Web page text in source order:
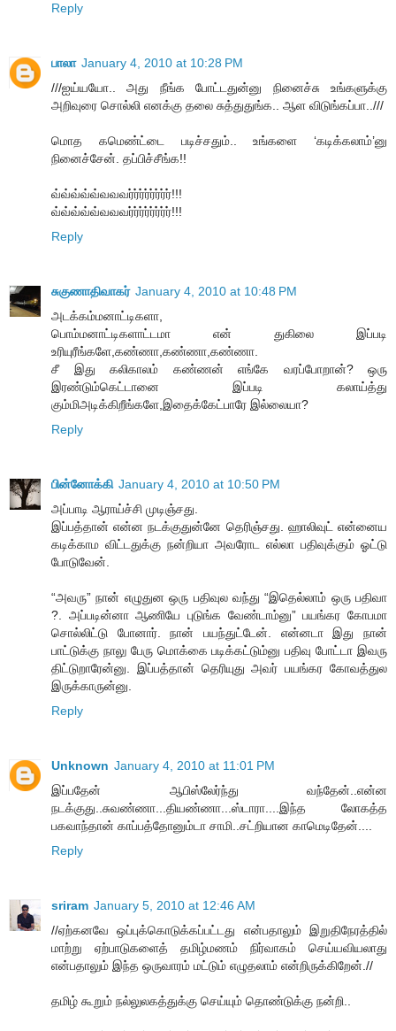
Reply
பாலா January 4, 2010 at 10:28 PM
///ஐய்யயோ.. அது நீங்க போட்டதுன்னு நினைச்சு உங்களுக்கு
அறிவுரை சொல்லி எனக்கு தலை சுத்துதுங்க.. ஆள விடுங்கப்பா..///
மொத கமெண்ட்டை படிச்சதும்.. உங்களை ‘கடிக்கலாம்’னு
நினைச்சேன். தப்பிச்சீங்க!!
வ்வ்வ்வ்வ்வவவர்ர்ர்ர்ர்ர்ர்ர்!!!
வ்வ்வ்வ்வ்வவவர்ர்ர்ர்ர்ர்ர்ர்!!!
Reply
சுகுணாதிவாகர் January 4, 2010 at 10:48 PM
அடக்கம்மனாட்டிகளா,
பொம்மனாட்டிகளாட்டமா என் துகிலை இப்படி
உரியுரீங்களே,கண்ணா,கண்ணா,கண்ணா.
சீ இது கலிகாலம் கண்ணன் எங்கே வரப்போறான்? ஒரு
இரண்டும்கெட்டானை இப்படி கலாய்த்து
கும்மிஅடிக்கிறீங்களே,இதைக்கேட்பாரே இல்லையா?
Reply
பின்னோக்கி January 4, 2010 at 10:50 PM
அப்பாடி ஆராய்ச்சி முடிஞ்சது.
இப்பத்தான் என்ன நடக்குதுன்னே தெரிஞ்சது. ஹாலிவுட் என்னைய
கடிக்காம விட்டதுக்கு நன்றியா அவரோட எல்லா பதிவுக்கும் ஓட்டு
போடுவேன்.
“அவரு” நான் எழுதுன ஒரு பதிவுல வந்து “இதெல்லாம் ஒரு பதிவா
?. அப்படின்னா ஆணியே புடுங்க வேண்டாம்னு” பயங்கர கோபமா
சொல்லிட்டு போனார். நான் பயந்துட்டேன். என்னடா இது நான்
பாட்டுக்கு நாலு பேரு மொக்கை படிக்கட்டும்னு பதிவு போட்டா இவரு
திட்டுறாரேன்னு. இப்பத்தான் தெரியுது அவர் பயங்கர கோவத்துல
இருக்காருன்னு.
Reply
Unknown January 4, 2010 at 11:01 PM
இப்பதேன் ஆபிஸ்லேர்ந்து வந்தேன்..என்ன
நடக்குது..சுவண்ணா...தியண்ணா...ஸ்டாரா....இந்த லோகத்த
பகவாந்தான் காப்பத்தோனும்டா சாமி..சட்றியான காமெடிதேன்....
Reply
sriram January 5, 2010 at 12:46 AM
//ஏற்கனவே ஒப்புக்கொடுக்கப்பட்டது என்பதாலும் இறுதிநேரத்தில்
மாற்று ஏற்பாடுகளைத் தமிழ்மணம் நிர்வாகம் செய்யவியலாது
என்பதாலும் இந்த ஒருவாரம் மட்டும் எழுதலாம் என்றிருக்கிறேன்.//
தமிழ் கூறும் நல்லுலகத்துக்கு செய்யும் தொண்டுக்கு நன்றி..